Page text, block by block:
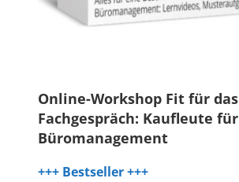
Online-Workshop Fit für das
Fachgespräch: Kaufleute für
Büromanagement
+++ Bestseller +++